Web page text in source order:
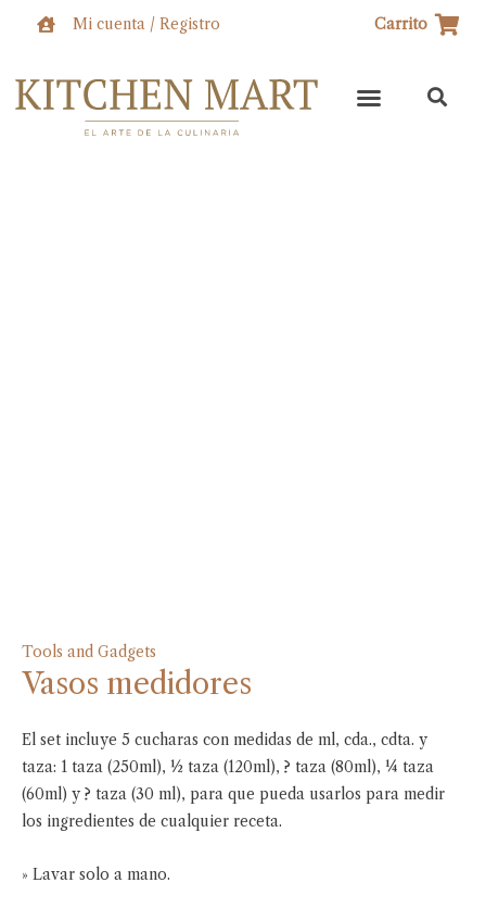
Mi cuenta / Registro Carrito
Tools and Gadgets
Vasos medidores
El set incluye 5 cucharas con medidas de ml, cda., cdta. y
taza: 1 taza (250ml), ½ taza (120ml), ? taza (80ml), ¼ taza
(60ml) y ? taza (30 ml), para que pueda usarlos para medir
los ingredientes de cualquier receta.
» Lavar solo a mano.